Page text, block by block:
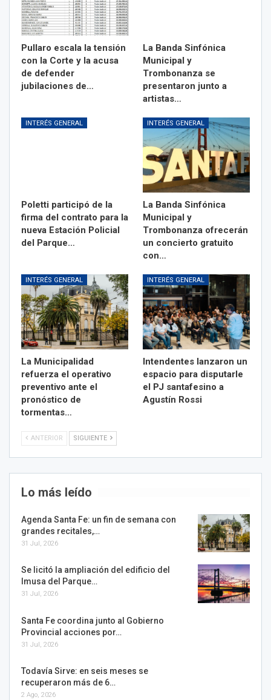
Pullaro escala la tensión
con la Corte y la acusa
de defender
jubilaciones de…
La Banda Sinfónica
Municipal y
Trombonanza se
presentaron junto a
artistas…
INTERÉS GENERAL
Poletti participó de la
firma del contrato para la
nueva Estación Policial
del Parque…
INTERÉS GENERAL
La Banda Sinfónica
Municipal y
Trombonanza ofrecerán
un concierto gratuito
con…
INTERÉS GENERAL
La Municipalidad
refuerza el operativo
preventivo ante el
pronóstico de
tormentas…
INTERÉS GENERAL
Intendentes lanzaron un
espacio para disputarle
el PJ santafesino a
Agustín Rossi
ANTERIOR SIGUIENTE
Lo más leído
Agenda Santa Fe: un fin de semana con
grandes recitales,…
31 Jul, 2026
Se licitó la ampliación del edificio del
Imusa del Parque…
31 Jul, 2026
Santa Fe coordina junto al Gobierno
Provincial acciones por…
31 Jul, 2026
Todavía Sirve: en seis meses se
recuperaron más de 6…
2 Ago, 2026